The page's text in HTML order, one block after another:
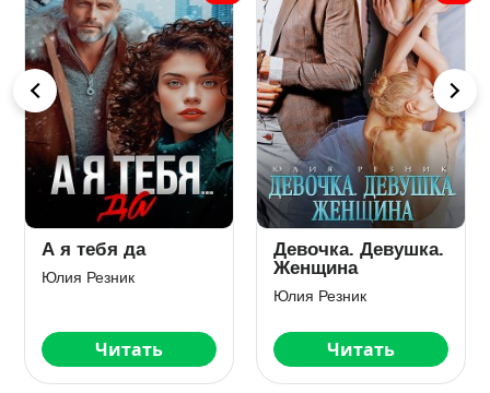
А я тебя да
Юлия Резник
Читать
Девочка. Девушка.
Женщина
Юлия Резник
Читать